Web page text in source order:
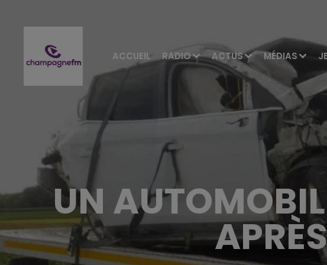
ACCUEIL RADIO ACTUS MÉDIAS
UN